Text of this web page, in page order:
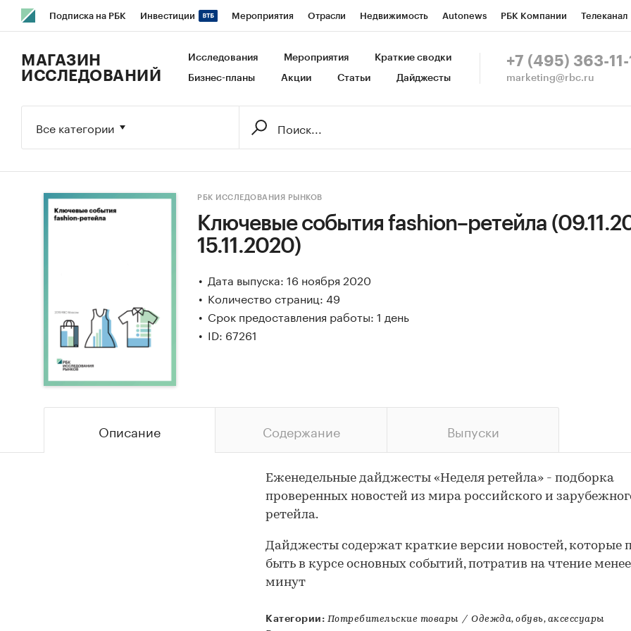
Подписка на РБК Инвестиции Мероприятия Отрасли Недвижимость Autonews РБК Компании Телеканал
Исследования Кредитные рейтинги Франшизы Газета Спецпроекты СПб Конференции СПб Спецпроекты
МАГАЗИН
ИССЛЕДОВАНИЙ
Исследования Мероприятия Краткие сводки
Бизнес-планы Акции Статьи Дайджесты
+7 (495) 363-11-
marketing@rbc.ru
Все категории
РБК ИССЛЕДОВАНИЯ РЫНКОВ
Ключевые события fashion–ретейла
15.11.2020)
Дата выпуска: 16 ноября 2020
Количество страниц: 49
Срок предоставления работы: 1 день
ID: 67261
Описание Содержание Выпуски
Еженедельные дайджесты «Неделя ретейла» - подборка
проверенных новостей из мира российского и
ретейла.
Дайджесты содержат краткие версии новостей, которые
быть в курсе основных событий, потратив на чтение
минут
Категории: Потребительские товары / Одежда, обувь, аксессуары